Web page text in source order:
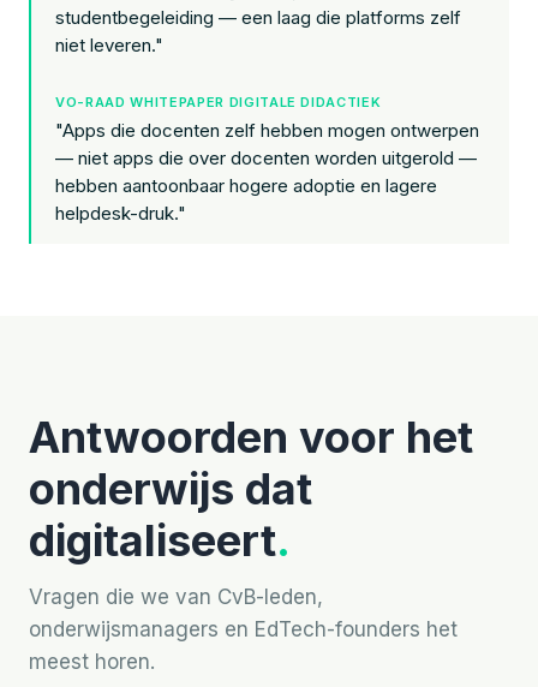
studentbegeleiding — een laag die platforms zelf
niet leveren."
VO-RAAD WHITEPAPER DIGITALE DIDACTIEK
"Apps die docenten zelf hebben mogen ontwerpen
— niet apps die over docenten worden uitgerold —
hebben aantoonbaar hogere adoptie en lagere
helpdesk-druk."
Antwoorden voor het
onderwijs dat
digitaliseert.
Vragen die we van CvB-leden,
onderwijsmanagers en EdTech-founders het
meest horen.